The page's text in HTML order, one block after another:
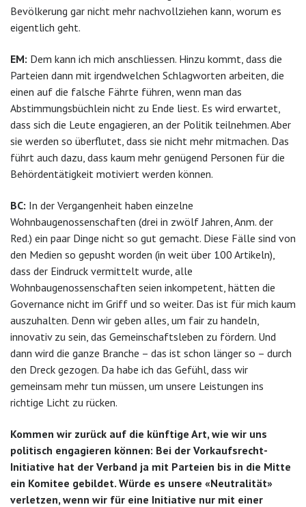
Bevölkerung gar nicht mehr nachvollziehen kann, worum es
eigentlich geht.
EM: Dem kann ich mich anschliessen. Hinzu kommt, dass die
Parteien dann mit irgendwelchen Schlagworten arbeiten, die
einen auf die falsche Fährte führen, wenn man das
Abstimmungsbüchlein nicht zu Ende liest. Es wird erwartet,
dass sich die Leute engagieren, an der Politik teilnehmen. Aber
sie werden so überflutet, dass sie nicht mehr mitmachen. Das
führt auch dazu, dass kaum mehr genügend Personen für die
Behördentätigkeit motiviert werden können.
BC: In der Vergangenheit haben einzelne
Wohnbaugenossenschaften (drei in zwölf Jahren, Anm. der
Red.) ein paar Dinge nicht so gut gemacht. Diese Fälle sind von
den Medien so gepusht worden (in weit über 100 Artikeln),
dass der Eindruck vermittelt wurde, alle
Wohnbaugenossenschaften seien inkompetent, hätten die
Governance nicht im Griff und so weiter. Das ist für mich kaum
auszuhalten. Denn wir geben alles, um fair zu handeln,
innovativ zu sein, das Gemeinschaftsleben zu fördern. Und
dann wird die ganze Branche – das ist schon länger so – durch
den Dreck gezogen. Da habe ich das Gefühl, dass wir
gemeinsam mehr tun müssen, um unsere Leistungen ins
richtige Licht zu rücken.
Kommen wir zurück auf die künftige Art, wie wir uns
politisch engagieren können: Bei der Vorkaufsrecht-
Initiative hat der Verband ja mit Parteien bis in die Mitte
ein Komitee gebildet. Würde es unsere «Neutralität»
verletzen, wenn wir für eine Initiative nur mit einer